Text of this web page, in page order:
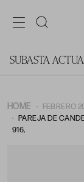
SUBASTA
HOME
FEBRERO
PAREJA DE
916,